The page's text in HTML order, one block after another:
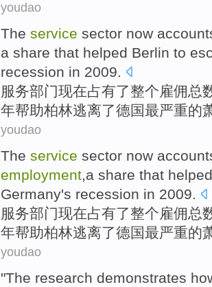
youdao
The service sector now
a share that helped Berlin to
recession in 2009.
服务部门现在占有了整个雇佣总
年帮助柏林逃离了德国最严重的
youdao
The service sector now
employment,a share that helped
Germany's recession in 2009.
服务部门现在占有了整个雇佣总
年帮助柏林逃离了德国最严重的
youdao
"The research demonstrates